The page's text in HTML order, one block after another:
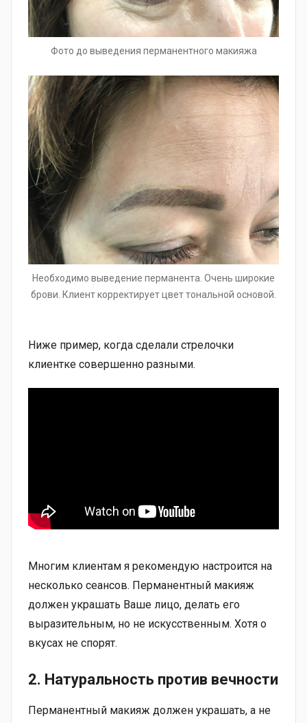
Фото до выведения перманентного макияжа
Необходимо выведение перманента. Очень широкие
брови. Клиент корректирует цвет тональной основой.
Ниже пример, когда сделали стрелочки
клиентке совершенно разными.
Многим клиентам я рекомендую настроится на
несколько сеансов. Перманентный макияж
должен украшать Ваше лицо, делать его
выразительным, но не искусственным. Хотя о
вкусах не спорят.
2. Натуральность против вечности
Перманентный макияж должен украшать, а не